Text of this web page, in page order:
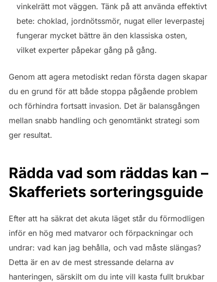
vinkelrätt mot väggen. Tänk på att använda effektivt
bete: choklad, jordnötssmör, nugat eller leverpastej
fungerar mycket bättre än den klassiska osten,
vilket experter påpekar gång på gång.
Genom att agera metodiskt redan första dagen skapar
du en grund för att både stoppa pågående problem
och förhindra fortsatt invasion. Det är balansgången
mellan snabb handling och genomtänkt strategi som
ger resultat.
Rädda vad som räddas kan –
Skafferiets sorteringsguide
Efter att ha säkrat det akuta läget står du förmodligen
inför en hög med matvaror och förpackningar och
undrar: vad kan jag behålla, och vad måste slängas?
Detta är en av de mest stressande delarna av
hanteringen, särskilt om du inte vill kasta fullt brukbar